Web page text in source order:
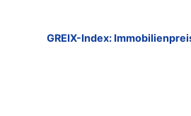
GREIX-Index: